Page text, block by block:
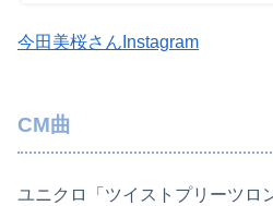
今田美桜さんInstagram
CM曲
ユニクロ「ツイストプリーツロ